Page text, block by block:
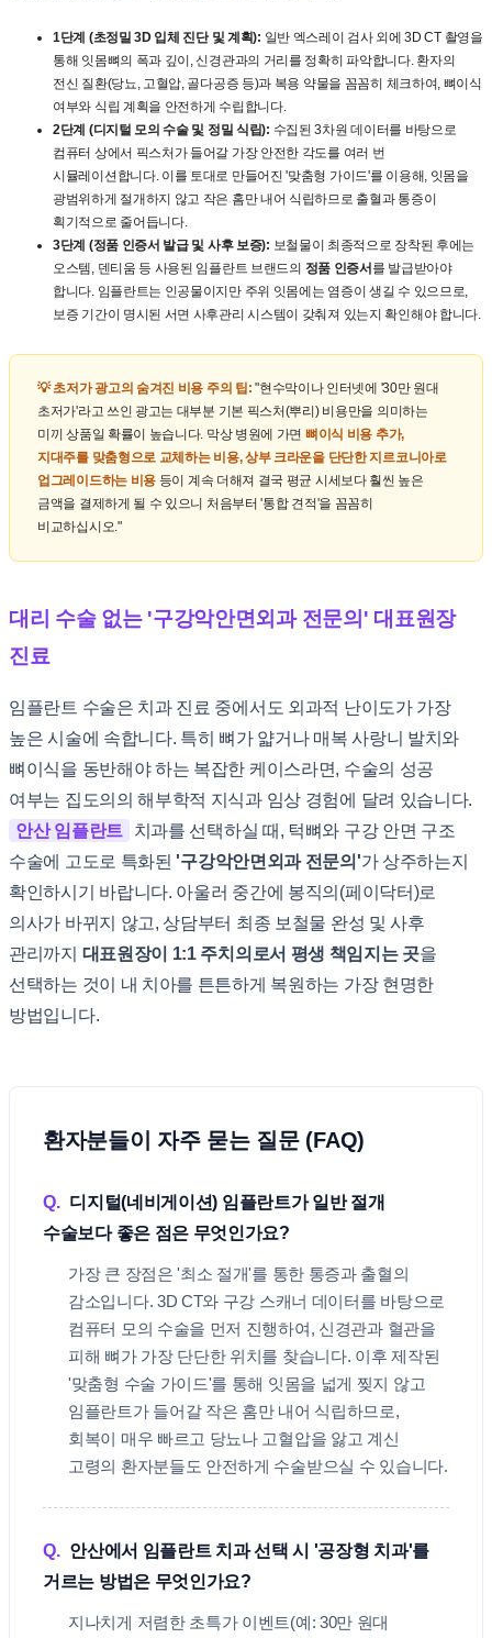
1단계 (초정밀 3D 입체 진단 및 계획): 일반 엑스레이 검사 외에 3D CT 촬영을
통해 잇몸뼈의 폭과 깊이, 신경관과의 거리를 정확히 파악합니다. 환자의
전신 질환(당뇨, 고혈압, 골다공증 등)과 복용 약물을 꼼꼼히 체크하여, 뼈이식
여부와 식립 계획을 안전하게 수립합니다.
2단계 (디지털 모의 수술 및 정밀 식립): 수집된 3차원 데이터를 바탕으로
컴퓨터 상에서 픽스처가 들어갈 가장 안전한 각도를 여러 번
시뮬레이션합니다. 이를 토대로 만들어진 '맞춤형 가이드'를 이용해, 잇몸을
광범위하게 절개하지 않고 작은 홈만 내어 식립하므로 출혈과 통증이
획기적으로 줄어듭니다.
3단계 (정품 인증서 발급 및 사후 보증): 보철물이 최종적으로 장착된 후에는
오스템, 덴티움 등 사용된 임플란트 브랜드의 정품 인증서 를 발급받아야
합니다. 임플란트는 인공물이지만 주위 잇몸에는 염증이 생길 수 있으므로,
보증 기간이 명시된 서면 사후관리 시스템이 갖춰져 있는지 확인해야 합니다.
💡 초저가 광고의 숨겨진 비용 주의 팁: "현수막이나 인터넷에 '30만 원대
초저가'라고 쓰인 광고는 대부분 기본 픽스처(뿌리) 비용만을 의미하는
미끼 상품일 확률이 높습니다. 막상 병원에 가면 뼈이식 비용 추가,
지대주를 맞춤형으로 교체하는 비용, 상부 크라운을 단단한 지르코니아로
업그레이드하는 비용 등이 계속 더해져 결국 평균 시세보다 훨씬 높은
금액을 결제하게 될 수 있으니 처음부터 '통합 견적'을 꼼꼼히
비교하십시오."
대리 수술 없는 '구강악안면외과 전문의' 대표원장
진료
임플란트 수술은 치과 진료 중에서도 외과적 난이도가 가장
높은 시술에 속합니다. 특히 뼈가 얇거나 매복 사랑니 발치와
뼈이식을 동반해야 하는 복잡한 케이스라면, 수술의 성공
여부는 집도의의 해부학적 지식과 임상 경험에 달려 있습니다.
안산 임플란트
치과를 선택하실 때, 턱뼈와 구강 안면 구조
수술에 고도로 특화된'구강악안면외과 전문의'가 상주하는지
확인하시기 바랍니다. 아울러 중간에 봉직의(페이닥터)로
의사가 바뀌지 않고, 상담부터 최종 보철물 완성 및 사후
관리까지 대표원장이 1:1 주치의로서 평생 책임지는 곳을
선택하는 것이 내 치아를 튼튼하게 복원하는 가장 현명한
방법입니다.
환자분들이 자주 묻는 질문 (FAQ)
Q. 디지털(네비게이션) 임플란트가 일반 절개
수술보다 좋은 점은 무엇인가요?
가장 큰 장점은 '최소 절개'를 통한 통증과 출혈의
감소입니다. 3D CT와 구강 스캐너 데이터를 바탕으로
컴퓨터 모의 수술을 먼저 진행하여, 신경관과 혈관을
피해 뼈가 가장 단단한 위치를 찾습니다. 이후 제작된
'맞춤형 수술 가이드'를 통해 잇몸을 넓게 찢지 않고
임플란트가 들어갈 작은 홈만 내어 식립하므로,
회복이 매우 빠르고 당뇨나 고혈압을 앓고 계신
고령의 환자분들도 안전하게 수술받으실 수 있습니다.
Q. 안산에서 임플란트 치과 선택 시 '공장형 치과'를
거르는 방법은 무엇인가요?
지나치게 저렴한 초특가 이벤트(예: 30만 원대